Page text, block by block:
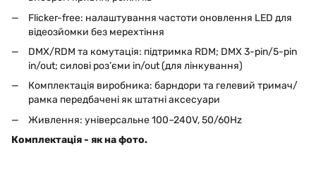
Flicker-free: налаштування частоти оновлення LED для
відеозйомки без мерехтіння
DMX/RDM та комутація: підтримка RDM; DMX 3-pin/5-pin
in/out; силові роз’єми in/out (для лінкування)
Комплектація виробника: барндори та гелевий тримач/
рамка передбачені як штатні аксесуари
Живлення: універсальне 100–240V, 50/60Hz
Комплектація - як на фото.